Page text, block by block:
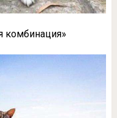
комбинация»